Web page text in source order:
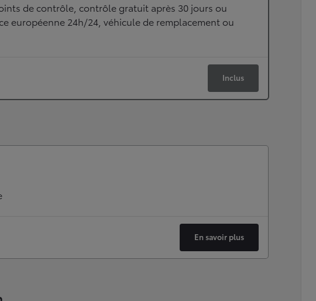
de contrôle, contrôle gratuit après 30 jours ou
européenne 24h/24, véhicule de remplacement ou
Inclus
En savoir plus